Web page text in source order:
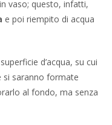
vaso; questo, infatti,
e poi riempito di acqua
d’acqua, su cui
si saranno formate
al fondo, ma senza